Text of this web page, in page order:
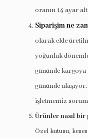
oranın 14 ayar
Siparişim ne
olarak elde
yoğunluk
gününde kargoya
gününde
işletmemiz
Ürünler nasıl bir
Özel kutusu,